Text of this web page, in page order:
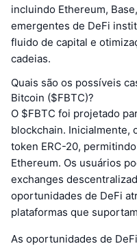
incluindo Ethereum,
emergentes de DeFi
fluido de capital e
cadeias.
Quais são os possíveis
Bitcoin ($FBTC)?
O $FBTC foi projetado
blockchain. Inicialmente,
token ERC-20,
Ethereum. Os usuários
exchanges
oportunidades de DeFi
plataformas que
As oportunidades de